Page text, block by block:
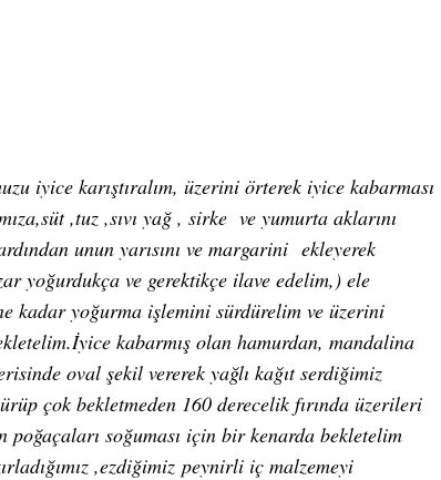
iyice karıştıralım, üzerini örterek iyice kabarması
,tuz ,sıvı yağ , sirke ve yumurta aklarını
unun yarısını ve margarini ekleyerek
yoğurdukça ve gerektikçe ilave edelim,) ele
kadar yoğurma işlemini sürdürelim ve üzerini
kabarmış olan hamurdan, mandalina
oval şekil vererek yağlı kağıt serdiğimiz
çok bekletmeden 160 derecelik fırında üzerileri
poğaçaları soğuması için bir kenarda bekletelim
,ezdiğimiz peynirli iç malzemeyi